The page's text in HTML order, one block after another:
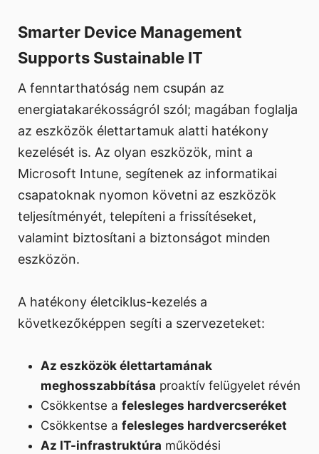
Smarter Device Management
Supports Sustainable IT
A fenntarthatóság nem csupán az
energiatakarékosságról szól; magában foglalja
az eszközök élettartamuk alatti hatékony
kezelését is. Az olyan eszközök, mint a
Microsoft Intune, segítenek az informatikai
csapatoknak nyomon követni az eszközök
teljesítményét, telepíteni a frissítéseket,
valamint biztosítani a biztonságot minden
eszközön.
A hatékony életciklus-kezelés a
következőképpen segíti a szervezeteket:
Az eszközök élettartamának
meghosszabbítása proaktív felügyelet révén
Csökkentse afelesleges hardvercseréket
Csökkentse afelesleges hardvercseréket
Az IT-infrastruktúra működési